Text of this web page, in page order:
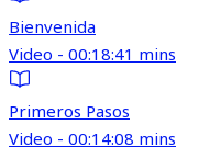
Bienvenida
Video - 00:18:41 mins
Primeros Pasos
Video - 00:14:08 mins